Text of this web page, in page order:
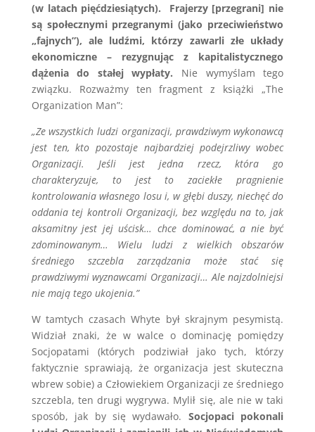
(w latach pięćdziesiątych). Frajerzy [przegrani] nie
są społecznymi przegranymi (jako przeciwieństwo
„fajnych”), ale ludźmi, którzy zawarli złe układy
ekonomiczne – rezygnując z kapitalistycznego
dążenia do stałej wypłaty. Nie wymyślam tego
związku. Rozważmy ten fragment z książki „The
Organization Man”:
„Ze wszystkich ludzi organizacji, prawdziwym wykonawcą
jest ten, kto pozostaje najbardziej podejrzliwy wobec
Organizacji. Jeśli jest jedna rzecz, która go
charakteryzuje, to jest to zaciekłe pragnienie
kontrolowania własnego losu i, w głębi duszy, niechęć do
oddania tej kontroli Organizacji, bez względu na to, jak
aksamitny jest jej uścisk… chce dominować, a nie być
zdominowanym… Wielu ludzi z wielkich obszarów
średniego szczebla zarządzania może stać się
prawdziwymi wyznawcami Organizacji… Ale najzdolniejsi
nie mają tego ukojenia.”
W tamtych czasach Whyte był skrajnym pesymistą.
Widział znaki, że w walce o dominację pomiędzy
Socjopatami (których podziwiał jako tych, którzy
faktycznie sprawiają, że organizacja jest skuteczna
wbrew sobie) a Człowiekiem Organizacji ze średniego
szczebla, ten drugi wygrywa. Mylił się, ale nie w taki
sposób, jak by się wydawało. Socjopaci pokonali